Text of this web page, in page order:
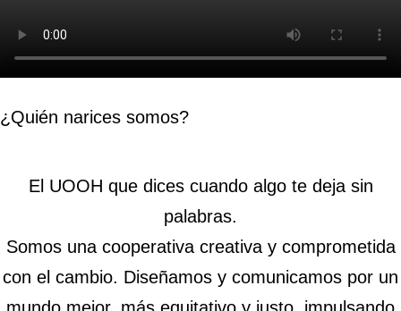
¿Quién narices somos?​
El UOOH que dices cuando algo te deja sin
palabras.
Somos una cooperativa creativa y comprometida
con el cambio. Diseñamos y comunicamos por un